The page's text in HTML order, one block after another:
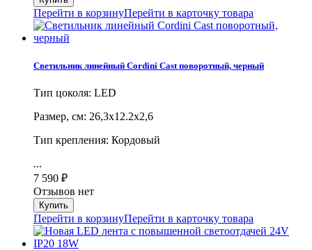
Перейти в корзинуПерейти в карточку товара
Светильник линейный Cordini Cast поворотный, черный
Тип цоколя: LED
Размер, cм: 26,3х12.2х2,6
Тип крепления: Кордовый
...
7 590 ₽
Отзывов нет
Перейти в корзинуПерейти в карточку товара